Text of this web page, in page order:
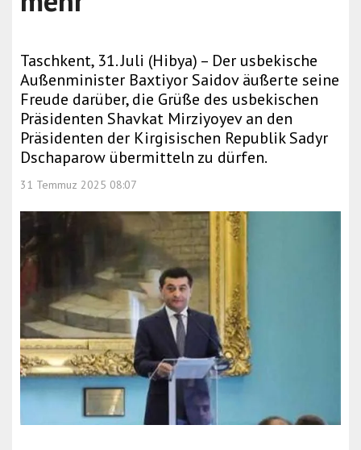
Taschkent, 31. Juli (Hibya) – Der usbekische
Außenminister Baxtiyor Saidov äußerte seine
Freude darüber, die Grüße des usbekischen
Präsidenten Shavkat Mirziyoyev an den
Präsidenten der Kirgisischen Republik Sadyr
Dschaparow übermitteln zu dürfen.
31 Temmuz 2025 08:07